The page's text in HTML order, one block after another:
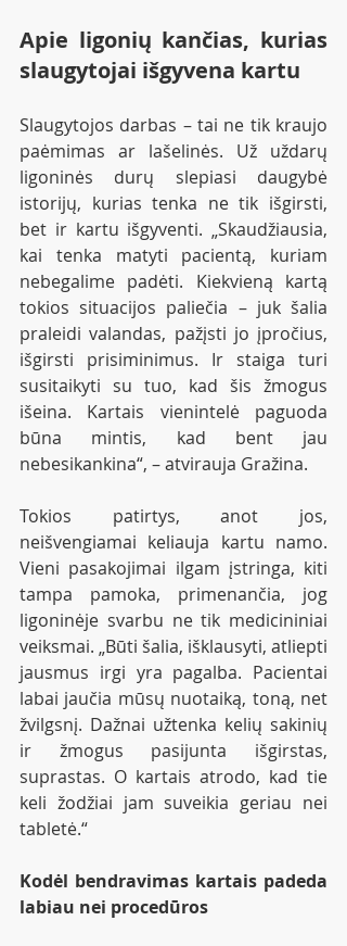
Apie ligonių kančias, kurias
slaugytojai išgyvena kartu
Slaugytojos darbas – tai ne tik kraujo
paėmimas ar lašelinės. Už uždarų
ligoninės durų slepiasi daugybė
istorijų, kurias tenka ne tik išgirsti,
bet ir kartu išgyventi. „Skaudžiausia,
kai tenka matyti pacientą, kuriam
nebegalime padėti. Kiekvieną kartą
tokios situacijos paliečia – juk šalia
praleidi valandas, pažįsti jo įpročius,
išgirsti prisiminimus. Ir staiga turi
susitaikyti su tuo, kad šis žmogus
išeina. Kartais vienintelė paguoda
būna mintis, kad bent jau
nebesikankina“, – atvirauja Gražina.
Tokios patirtys, anot jos,
neišvengiamai keliauja kartu namo.
Vieni pasakojimai ilgam įstringa, kiti
tampa pamoka, primenančia, jog
ligoninėje svarbu ne tik medicininiai
veiksmai. „Būti šalia, išklausyti, atliepti
jausmus irgi yra pagalba. Pacientai
labai jaučia mūsų nuotaiką, toną, net
žvilgsnį. Dažnai užtenka kelių sakinių
ir žmogus pasijunta išgirstas,
suprastas. O kartais atrodo, kad tie
keli žodžiai jam suveikia geriau nei
tabletė.“
Kodėl bendravimas kartais padeda
labiau nei procedūros